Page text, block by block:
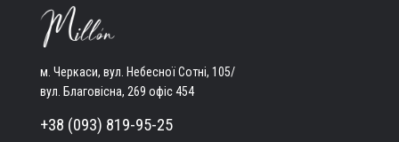
м. Черкаси, вул. Небесної Сотні, 105/
вул. Благовісна, 269 офіс 454
+38 (093) 819-95-25